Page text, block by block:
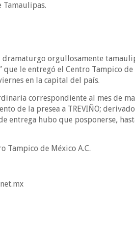
Tamaulipas.
dramaturgo orgullosamente
que le entregó el Centro Tampico de
en la capital del país.
correspondiente al mes de
de la presea a TREVIÑO;
entrega hubo que posponerse,
Tampico de México A.C.